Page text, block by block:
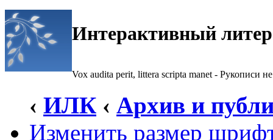
Интерактивный
Vox audita perit, littera scripta manet - Рукописи не
‹ ИЛК ‹ Архив и
Изменить размер